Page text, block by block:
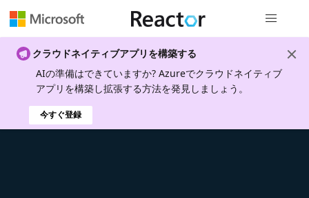
クラウドネイティブアプリを構築する
AIの準備はできていますか? Azureでクラウドネイティブ
アプリを構築し拡張する方法を発見しましょう。
今すぐ登録